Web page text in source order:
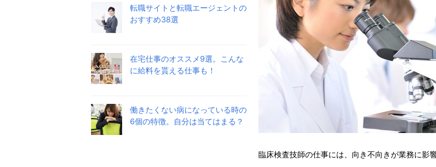
転職サイトと転職エージェントの
おすすめ38選
在宅仕事のオススメ9選。こんな
に給料を貰える仕事も！
働きたくない病になっている時の
6個の特徴。自分は当てはまる？
臨床検査技師の仕事には、向き不向きが業務に影